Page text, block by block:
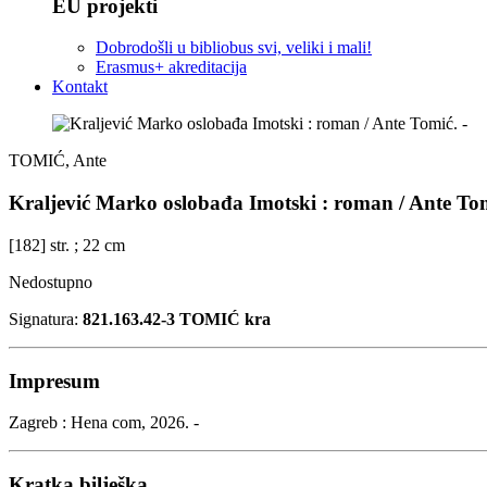
EU projekti
Dobrodošli u bibliobus svi, veliki i mali!
Erasmus+ akreditacija
Kontakt
TOMIĆ, Ante
Kraljević Marko oslobađa Imotski : roman / Ante
[182] str. ; 22 cm
Nedostupno
Signatura: 821.163.42-3 TOMIĆ kra
Impresum
Zagreb : Hena com, 2026. -